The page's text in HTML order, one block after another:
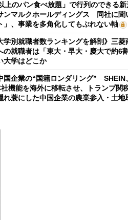
上のパン食べ放題」で行列のできる
ンマルクホールディングス 同社に聞
」、事業を多角化してもぶれない軸
学別就職者数ランキングを解剖》三菱
の就職者は「東大・早大・慶大で約
大学はどこか
国企業の“国籍ロンダリング” SHEIN
機能を海外に移転させ、トランプ関
れ蓑にした中国企業の農業参入・土地